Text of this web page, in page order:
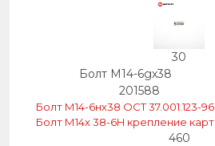
30
Болт М14-6gх38
201588
Болт М14-6нх38 ОСТ 37.001.123-
Болт М14х 38-6H крепление
460